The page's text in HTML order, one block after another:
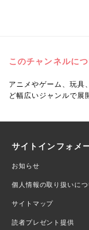
このチャンネルに
アニメやゲーム、玩具
ど幅広いジャンルで展
サイトインフォメ
お知らせ
個人情報の取り扱いにつ
サイトマップ
読者プレゼント提供